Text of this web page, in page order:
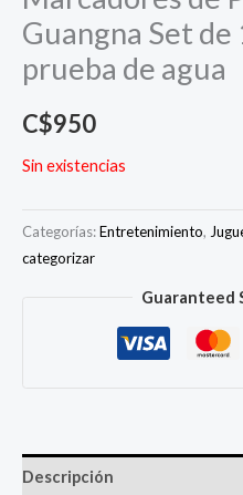
Guangna Set de
prueba de agua
C$950
Sin existencias
Categorías:Entretenimiento,
categorizar
Guaranteed
Descripción